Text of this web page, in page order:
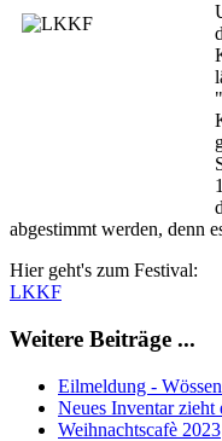
abgestimmt werden, denn
Hier geht's zum Festival:
LKKF
Weitere Beiträge ...
Eilmeldung -
Neues Inventar zieht
Weihnachtscafè 2023